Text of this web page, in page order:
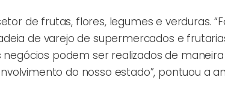
de frutas, flores, legumes e verduras.
de varejo de supermercados e
podem ser realizados de
do nosso estado”, pontuou a